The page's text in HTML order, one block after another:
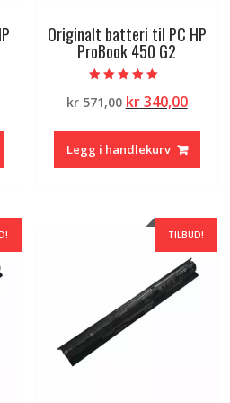
340,00.
Originalt batteri til PC HP
ProBook 450 G2
5.00
av 5
kr571,00 Opprinnelig
var:
kr 571,00.
kr340,00
kr
Legg i handlekurv
TILBUD!